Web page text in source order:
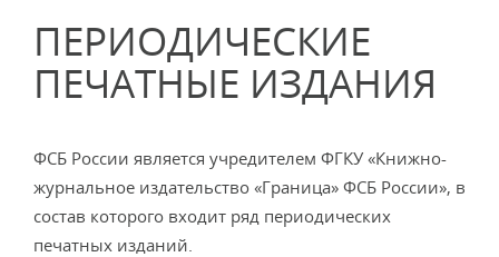
ПЕРИОДИЧЕСКИЕ
ПЕЧАТНЫЕ ИЗДАНИЯ
ФСБ России является учредителем ФГКУ «Книжно-
журнальное издательство «Граница» ФСБ России», в
состав которого входит ряд периодических
печатных изданий.